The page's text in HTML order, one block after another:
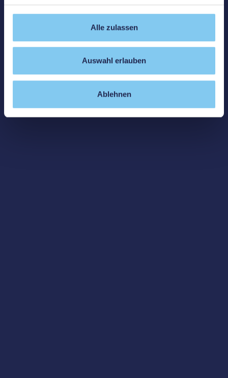
Alle zulassen
Auswahl erlauben
Ablehnen